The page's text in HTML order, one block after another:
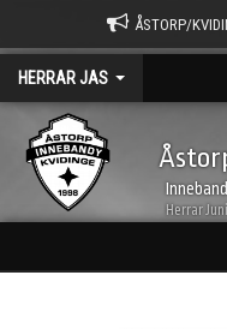
ÅSTORP/
HERRAR JAS
Herrar